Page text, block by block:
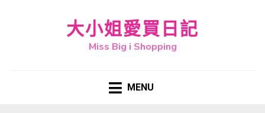
大小姐愛買日記
Miss Big i Shopping
MENU